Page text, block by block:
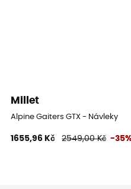
Millet
Alpine Gaiters GTX - Návleky
1655,96 Kč 2549,00 Kč -